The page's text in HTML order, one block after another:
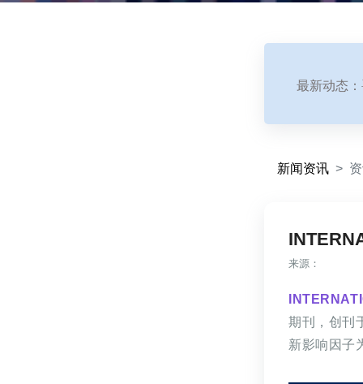
最新动态：
新闻资讯
来源：
期刊，创刊
新影响因子